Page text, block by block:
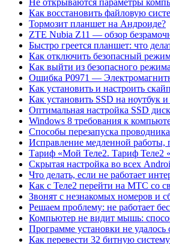
Не открываются параметры
Как восстановить файловую
Тормозит планшет на Андроиде?
ZTE Nubia Z11 — обзор
Быстро греется планшет: что
Как отключить безопасный
Как выйти из безопасного
Ошибка P0971 —
Как установить и настроить
Как установить SSD на ноутбук
Оптимальная настройка SSD
Windows 8 требования к
Способы перезапуска
Исправление медленной работы,
Тариф «Мой Теле2. Тариф Теле2
Скрытая настройка во всех
Что делать, если не работает
Как с Теле2 перейти на МТС со
Звонят с незнакомых номеров и
Решаем проблему: не работает
Компьютер не видит мышь:
Программе установки не
Как перевести 32 битную